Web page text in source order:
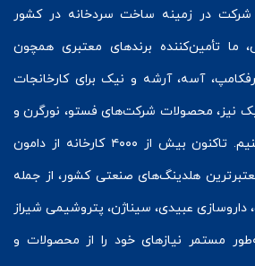
در زمینه ساخت سردخانه در کشور
تأمین‌کننده برندهای معتبری همچون
آسه، آرشه و نیک برای کارخانجات
نیز، محصولات شرکت‌های فستو، نورگرن و
را توزیع می‌کنیم. تاکنون بیش از ۴۰۰۰ کارخانه از دامون
هلدینگ‌های صنعتی کشور، از جمله
داروسازی عبیدی، سیناژن، پتروشیمی شیراز
مستمر نیازهای خود را از محصولات و